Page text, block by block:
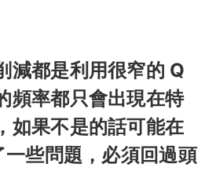
減都是利用很窄的 Q
頻率都只會出現在特
如果不是的話可能在
些問題，必須回過頭